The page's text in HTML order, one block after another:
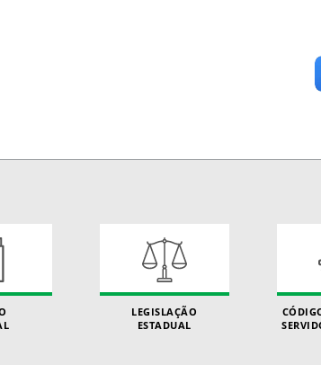
LEGISLAÇÃO
ESTADUAL